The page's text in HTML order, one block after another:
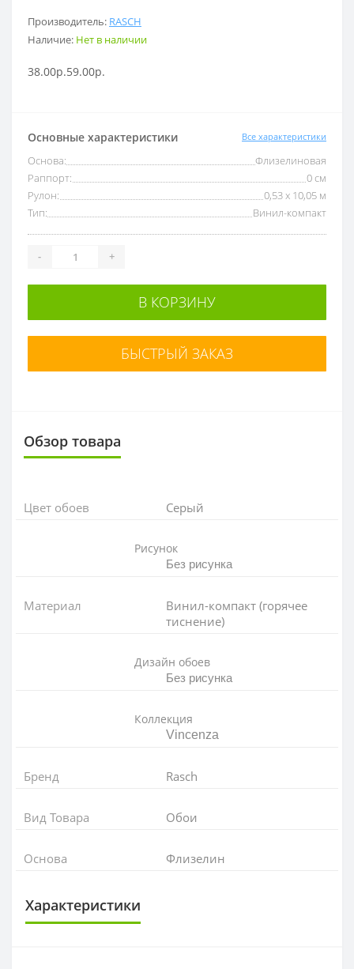
Производитель: RASCH
Наличие: Нет в наличии
38.00р.59.00р.
Основные характеристики Все характеристики
Основа:
Флизелиновая
Раппорт:
0 см
Рулон:
0,53 x 10,05 м
Тип:
Винил-компакт
- +
В КОРЗИНУ
БЫСТРЫЙ ЗАКАЗ
Обзор товара
Цвет обоев Серый
Рисунок
Без рисунка
Материал
Винил-компакт (горячее
тиснение)
Дизайн обоев
Без рисунка
Коллекция
Vincenza
Бренд Rasch
Вид Товара Обои
Основа Флизелин
Характеристики